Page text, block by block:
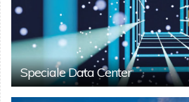
Speciale Data Center